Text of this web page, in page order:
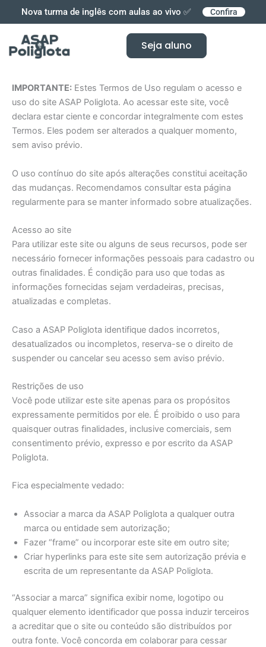
conteúdo
Nova turma de inglês com aulas ao vivo ✅ Confira
Seja aluno
IMPORTANTE: Estes Termos de Uso regulam o acesso e
uso do site ASAP Poliglota. Ao acessar este site, você
declara estar ciente e concordar integralmente com estes
Termos. Eles podem ser alterados a qualquer momento,
sem aviso prévio.
O uso contínuo do site após alterações constitui aceitação
das mudanças. Recomendamos consultar esta página
regularmente para se manter informado sobre atualizações.
Acesso ao site
Para utilizar este site ou alguns de seus recursos, pode ser
necessário fornecer informações pessoais para cadastro ou
outras finalidades. É condição para uso que todas as
informações fornecidas sejam verdadeiras, precisas,
atualizadas e completas.
Caso a ASAP Poliglota identifique dados incorretos,
desatualizados ou incompletos, reserva-se o direito de
suspender ou cancelar seu acesso sem aviso prévio.
Restrições de uso
Você pode utilizar este site apenas para os propósitos
expressamente permitidos por ele. É proibido o uso para
quaisquer outras finalidades, inclusive comerciais, sem
consentimento prévio, expresso e por escrito da ASAP
Poliglota.
Fica especialmente vedado:
Associar a marca da ASAP Poliglota a qualquer outra
marca ou entidade sem autorização;
Fazer “frame” ou incorporar este site em outro site;
Criar hyperlinks para este site sem autorização prévia e
escrita de um representante da ASAP Poliglota.
“Associar a marca” significa exibir nome, logotipo ou
qualquer elemento identificador que possa induzir terceiros
a acreditar que o site ou conteúdo são distribuídos por
outra fonte. Você concorda em colaborar para cessar